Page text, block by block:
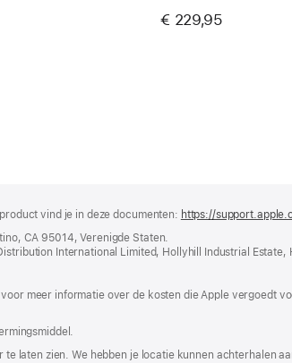
pasvorm – Krachtig roze
€ 229,95
vind je in deze documenten: https://
CA 95014, Verenigde Staten.
International Limited, Hollyhill Industrial Estate,
(wordt
nieuw
voor meer informatie over de kosten die Apple vergoedt
laten zien. We hebben je locatie kunnen achterhalen